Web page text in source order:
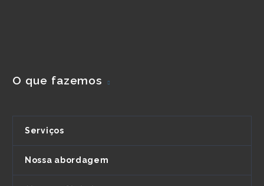
O que fazemos
Serviços
Nossa abordagem